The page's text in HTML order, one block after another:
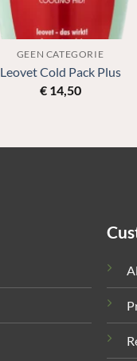
GEEN CATEGORIE
Leovet Cold Pack Plus
€14,50